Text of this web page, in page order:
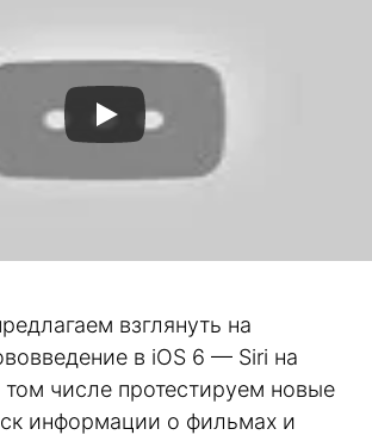
взглянуть на
в iOS 6 — Siri на
числе протестируем новые
информации о фильмах и